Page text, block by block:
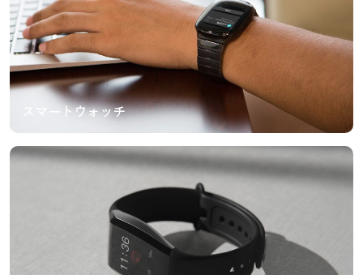
スマートウォッチ